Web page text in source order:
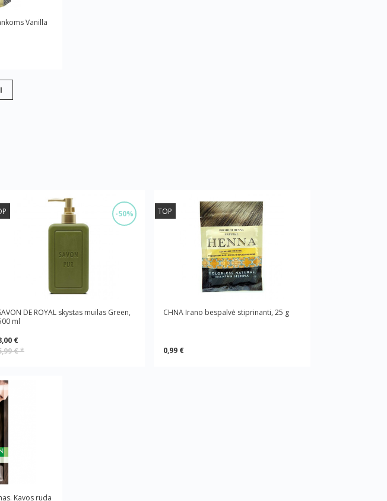
Vanilla
-50%
DE ROYAL skystas muilas Green,
ml
€
€*
TOP
CHNA Irano bespalvė stiprinanti, 25 g
0,99 €
Kavos ruda